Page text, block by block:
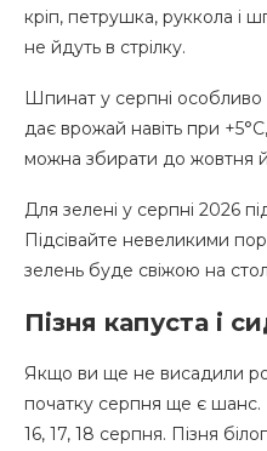
кріп, петрушка, руккола і
не йдуть в стрілку.
Шпинат у серпні особливо
дає врожай навіть при
можна збирати до жовтня й
Для зелені у серпні 2026
Підсівайте невеликими
зелень буде свіжою на
Пізня капуста і
Якщо ви ще не висадили
початку серпня ще є шанс.
16, 17, 18 серпня. Пізня